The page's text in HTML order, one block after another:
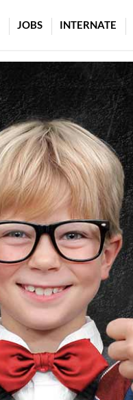
JOBS INTERNATE